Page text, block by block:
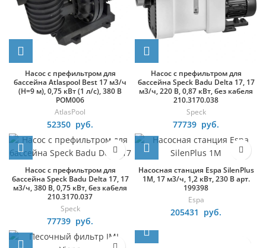
Насос с префильтром для
бассейна Atlaspool Best 17 м3/ч
(H=9 м), 0,75 кВт (1 л/с), 380 В
POM006
AtlasPool
52350 руб.
Насос с префильтром для
бассейна Speck Badu Delta 17, 17
м3/ч, 220 В, 0,87 кВт, без кабеля
210.3170.038
Speck
77739 руб.
Насос с префильтром для
бассейна Speck Badu Delta 17, 17
м3/ч, 380 В, 0,75 кВт, без кабеля
210.3170.037
Speck
77739 руб.
Насосная станция Espa SilenPlus
1M, 17 м3/ч, 1,2 кВт, 230 В арт.
199398
Espa
205431 руб.